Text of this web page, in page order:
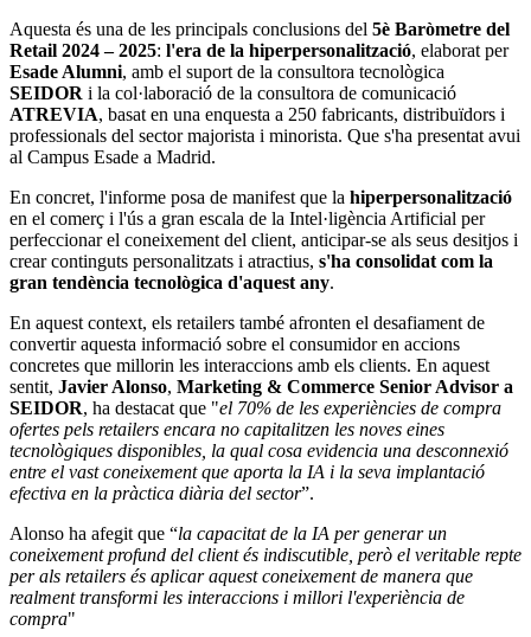
Aquesta és una de les principals conclusions del 5è Baròmetre del
Retail 2024 – 2025: l'era de la hiperpersonalització, elaborat per
Esade Alumni, amb el suport de la consultora tecnològica
SEIDOR i la col·laboració de la consultora de comunicació
ATREVIA, basat en una enquesta a 250 fabricants, distribuïdors i
professionals del sector majorista i minorista. Que s'ha presentat avui
al Campus Esade a Madrid.
En concret, l'informe posa de manifest que la hiperpersonalització
en el comerç i l'ús a gran escala de la Intel·ligència Artificial per
perfeccionar el coneixement del client, anticipar-se als seus desitjos i
crear continguts personalitzats i atractius, s'ha consolidat com la
gran tendència tecnològica d'aquest any.
En aquest context, els retailers també afronten el desafiament de
convertir aquesta informació sobre el consumidor en accions
concretes que millorin les interaccions amb els clients. En aquest
sentit, Javier Alonso, Marketing & Commerce Senior Advisor a
SEIDOR, ha destacat que "el 70% de les experiències de compra
ofertes pels retailers encara no capitalitzen les noves eines
tecnològiques disponibles, la qual cosa evidencia una desconnexió
entre el vast coneixement que aporta la IA i la seva implantació
efectiva en la pràctica diària del sector”.
Alonso ha afegit que “la capacitat de la IA per generar un
coneixement profund del client és indiscutible, però el veritable repte
per als retailers és aplicar aquest coneixement de manera que
realment transformi les interaccions i millori l'experiència de
compra"